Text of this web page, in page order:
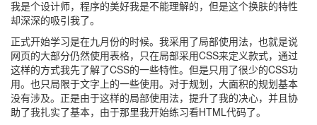
我是个设计师，程序的美好我是不能理解的，但是这个换肤的特性
却深深的吸引我了。
正式开始学习是在九月份的时候。我采用了局部使用法，也就是说
网页的大部分仍然使用表格，只在局部采用CSS来定义款式，通过
这样的方式我先了解了CSS的一些特性。但是只用了很少的CSS功
用。也只局限于文字上的一些使用。对于规划，大面积的规划基本
没有涉及。正是由于这样的局部使用法，提升了我的决心，并且协
助了我扎实了基本，由于那里我开始练习看HTML代码了。